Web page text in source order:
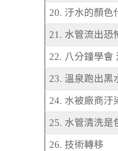
20. 汙水的顏色
21. 水管流出恐
22. 八分鐘學會
23. 溫泉跑出黑
24. 水被廠商汙
25. 水管清洗是
26. 技術轉移